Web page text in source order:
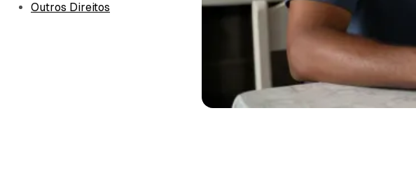
Outros Direitos